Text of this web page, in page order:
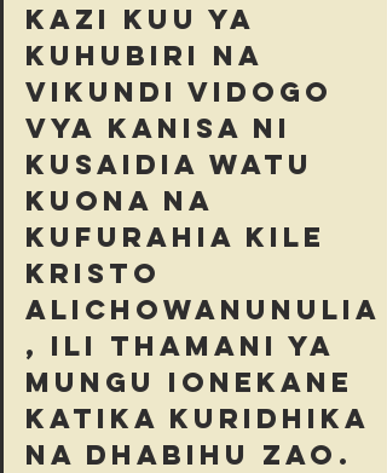
Kazi kuu ya
kuhubiri na
vikundi vidogo
vya kanisa ni
kusaidia watu
kuona na
kufurahia kile
Kristo
alichowanunulia
, ili thamani ya
Mungu ionekane
katika kuridhika
na dhabihu zao.